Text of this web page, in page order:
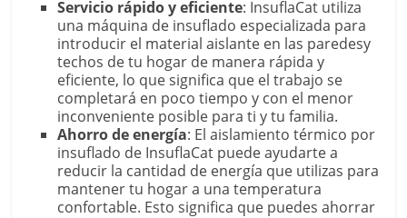
Servicio rápido y eficiente: InsuflaCat utiliza
una máquina de insuflado especializada para
introducir el material aislante en las paredesy
techos de tu hogar de manera rápida y
eficiente, lo que significa que el trabajo se
completará en poco tiempo y con el menor
inconveniente posible para ti y tu familia.
Ahorro de energía: El aislamiento térmico por
insuflado de InsuflaCat puede ayudarte a
reducir la cantidad de energía que utilizas para
mantener tu hogar a una temperatura
confortable. Esto significa que puedes ahorrar